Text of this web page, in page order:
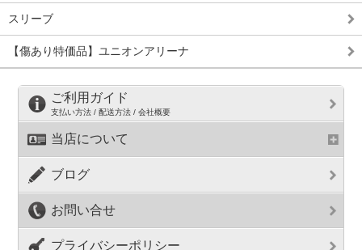
スリーブ
【傷あり特価品】ユニオンアリーナ
ご利用ガイド
支払い方法 / 配送方法 / 会社概要
当店について
ブログ
お問い合せ
プライバシーポリシー